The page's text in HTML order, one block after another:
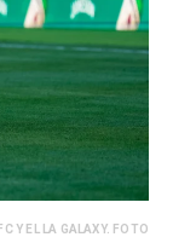
Y EL LA GALAXY. FOTO